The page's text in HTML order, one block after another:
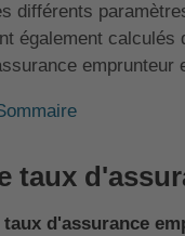
différents
également calculés
emprunteur
taux
taux d'assurance